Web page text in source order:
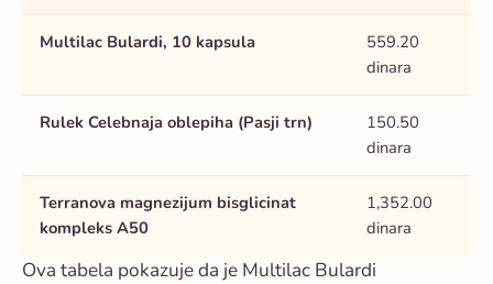
Multilac Bulardi, 10 kapsula
559.20
dinara
Rulek Celebnaja oblepiha (Pasji trn)
150.50
dinara
Terranova magnezijum bisglicinat
kompleks A50
1,352.00
dinara
Ova tabela pokazuje da je Multilac Bulardi